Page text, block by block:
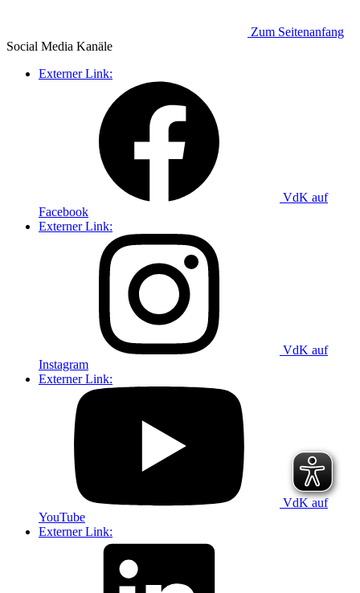
Zum Seitenanfang
Social Media Kanäle
Externer Link:
VdK auf
Facebook
Externer Link:
VdK auf
Instagram
Externer Link:
VdK auf
YouTube
Externer Link: